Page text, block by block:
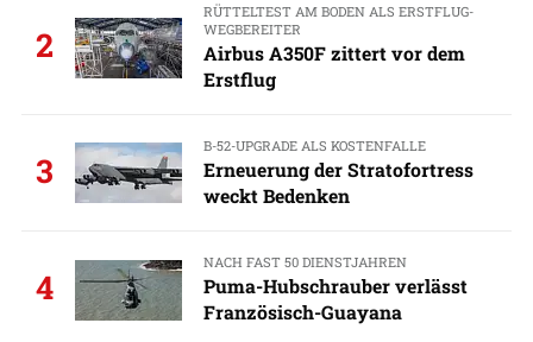
2
RÜTTELTEST AM BODEN ALS ERSTFLUG-
WEGBEREITER
Airbus A350F zittert vor dem
Erstflug
3
B-52-UPGRADE ALS KOSTENFALLE
Erneuerung der Stratofortress
weckt Bedenken
4
NACH FAST 50 DIENSTJAHREN
Puma-Hubschrauber verlässt
Französisch-Guayana